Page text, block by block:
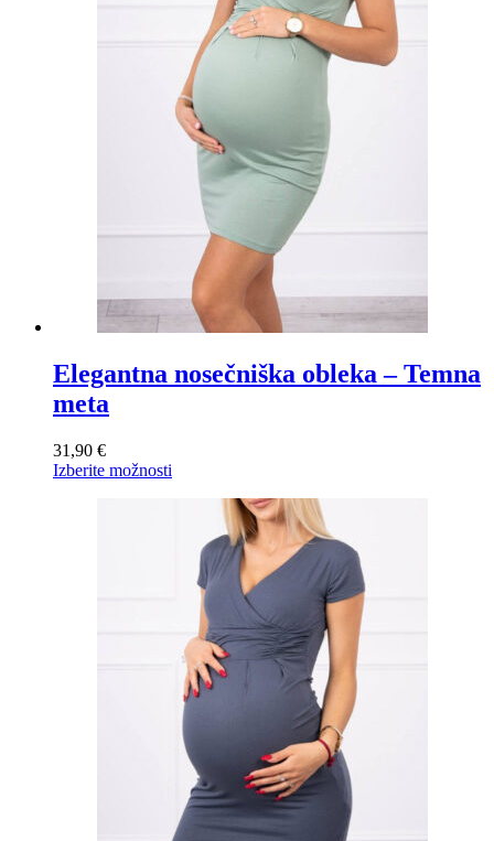
Elegantna nosečniška obleka – Temna
meta
31,90 €
Izberite možnosti
različic.
Možnosti
lahko
izberete
strani
izdelka